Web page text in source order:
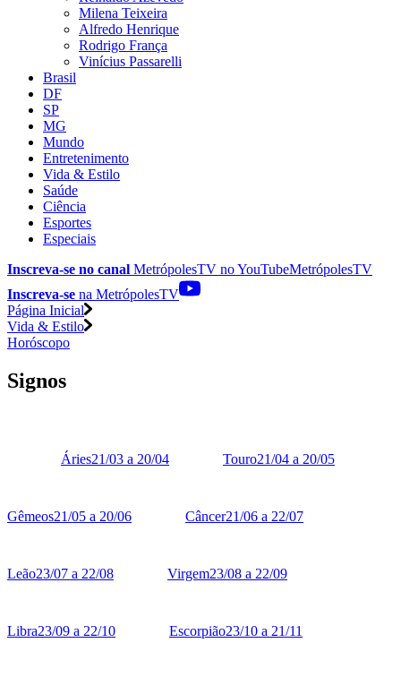
Milena Teixeira
Alfredo Henrique
Rodrigo França
Vinícius Passarelli
Brasil
DF
SP
MG
Mundo
Entretenimento
Vida & Estilo
Saúde
Ciência
Esportes
Especiais
Inscreva-se no canal MetrópolesTV noYouTubeMetrópolesTV
Inscreva-se na MetrópolesTV
Página Inicial
Vida & Estilo
Horóscopo
Signos
Áries21/03 a 20/04 Touro21/04 a 20/05
Gêmeos21/05 a 20/06 Câncer21/06 a 22/07
Leão23/07 a 22/08 Virgem23/08 a 22/09
Libra23/09 a 22/10 Escorpião23/10 a 21/11